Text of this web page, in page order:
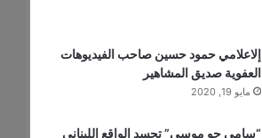
إلاعلامي حمود حسين صاحب الفيديوهات
العفوية صديق المشاهير
مايو 19, 2020
“سامي جو موسى” تجسد الواقع اللبناني